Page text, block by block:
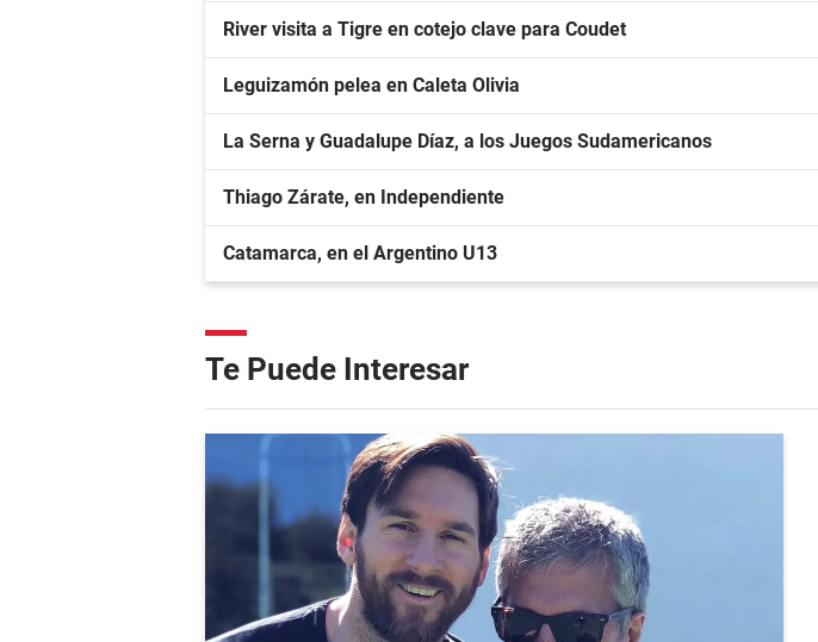
River visita a Tigre en cotejo clave para Coudet
Leguizamón pelea en Caleta Olivia
La Serna y Guadalupe Díaz, a los Juegos Sudamericanos
Thiago Zárate, en Independiente
Catamarca, en el Argentino U13
Te Puede Interesar